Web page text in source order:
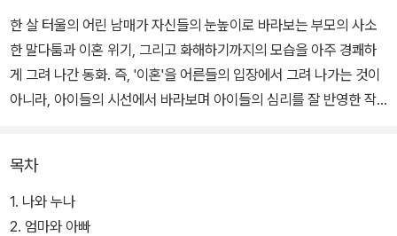
한 살 터울의 어린 남매가 자신들의 눈높이로 바라보는 부모의 사소
한 말다툼과 이혼 위기, 그리고 화해하기까지의 모습을 아주 경쾌하
게 그려 나간 동화. 즉, '이혼'을 어른들의 입장에서 그려 나가는 것이
아니라, 아이들의 시선에서 바라보며 아이들의 심리를 잘 반영한 작
서로를 아끼는 마음이 지극한 두 남매는 엄마 아빠의 싸움을 옆에서
조마조마하게 지켜보며 내내 불안해하지만, 막상 부모가 일방적으로
이혼 사실을 통보하다시피하자 당당히 부모로부터의 독립을 선언한
목차
1. 나와 누나
2. 엄마와 아빠